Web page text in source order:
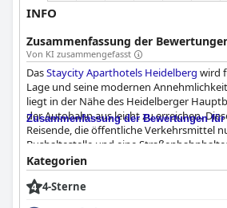
INFO
Zusammenfassung der
Von KI zusammengefasst
DasStaycity Aparthotels Heidelberg wird
Lage und seine modernen
liegt in der Nähe des Heidelberger
der Autobahn aus leicht zu erreichen.
Reisende, die öffentliche Verkehrsmittel
Bushaltestelle und eine
befinden. Diese strategische Lage bietet
Verbindungen zum Stadtzentrum und zu
Sehenswürdigkeiten und bietet
Zusammenfassung der Bewertungen
Kategorien
4-Sterne